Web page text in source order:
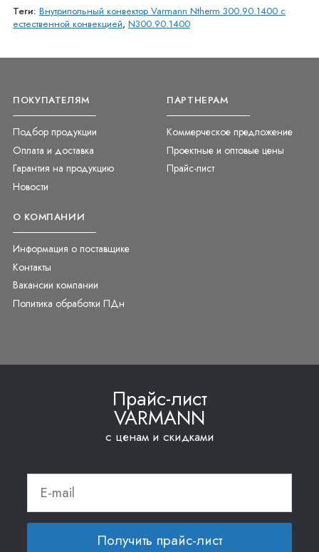
Теги: Внутрипольный конвектор Varmann Ntherm 300.90.1400 с
естественной конвекцией, N300.90.1400
ПОКУПАТЕЛЯМ
Подбор продукции
Оплата и доставка
Гарантия на продукцию
Новости
ПАРТНЕРАМ
Коммерческое предложение
Проектные и оптовые цены
Прайс-лист
О КОМПАНИИ
Информация о поставщике
Контакты
Вакансии компании
Политика обработки ПДн
Прайс-лист
VARMANN
с ценам и скидками
Получить прайс-лист